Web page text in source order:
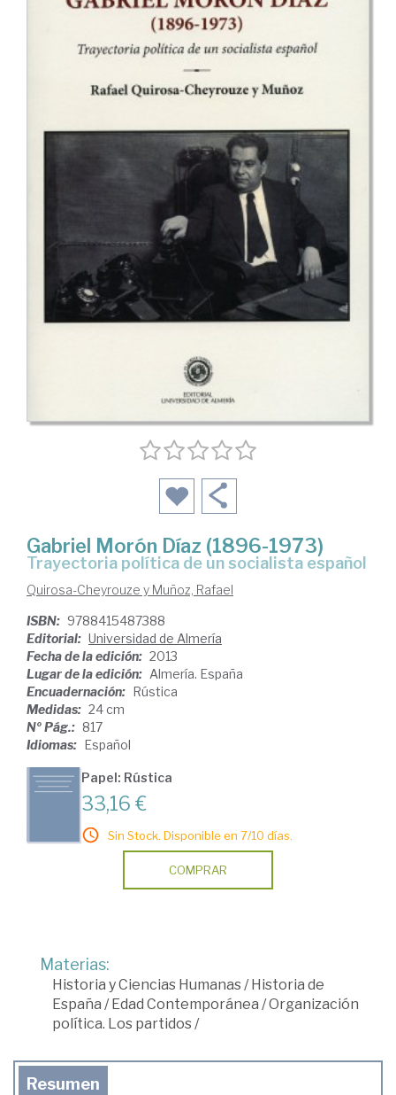
Gabriel Morón Díaz (1896-1973)
trayectoria política de un socialista español
Quirosa-Cheyrouze y Muñoz, Rafael
ISBN: 9788415487388
Editorial: Universidad de Almería
Fecha de la edición: 2013
Lugar de la edición: Almería. España
Encuadernación: Rústica
Medidas: 24 cm
Nº Pág.: 817
Idiomas: Español
Papel: Rústica
33,16 €
Sin Stock. Disponible en 7/10 días.
COMPRAR
Materias:
Historia y Ciencias Humanas/ Historia de
España / Edad Contemporánea /Organización
política. Los partidos/
Resumen